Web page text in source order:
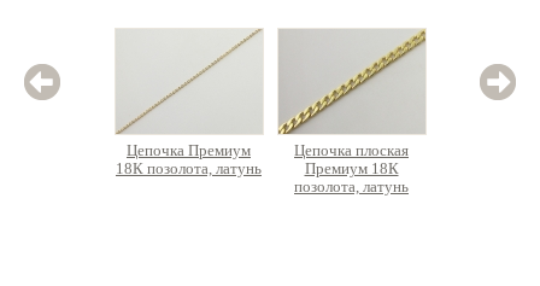
Цепочка Премиум
18К позолота, латунь
Цепочка плоская
Премиум 18К
позолота, латунь